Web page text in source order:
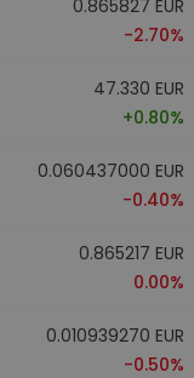
0.865827 EUR
-2.70%
47.330 EUR
+0.80%
0.060437000 EUR
-0.40%
0.865217 EUR
0.00%
0.010939270 EUR
-0.50%